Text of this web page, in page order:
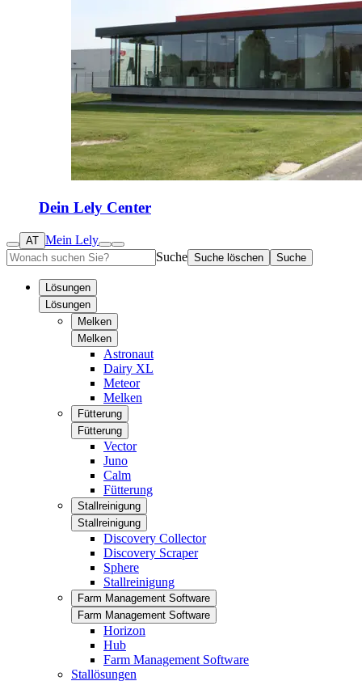
Dein Lely Center
AT Mein Lely
Suche Suche löschen Suche
Lösungen
Lösungen
Melken
Melken
Astronaut
Dairy XL
Meteor
Melken
Fütterung
Fütterung
Vector
Juno
Calm
Fütterung
Stallreinigung
Stallreinigung
Discovery Collector
Discovery Scraper
Sphere
Stallreinigung
Farm Management Software
Farm Management Software
Horizon
Hub
Farm Management Software
Stallösungen